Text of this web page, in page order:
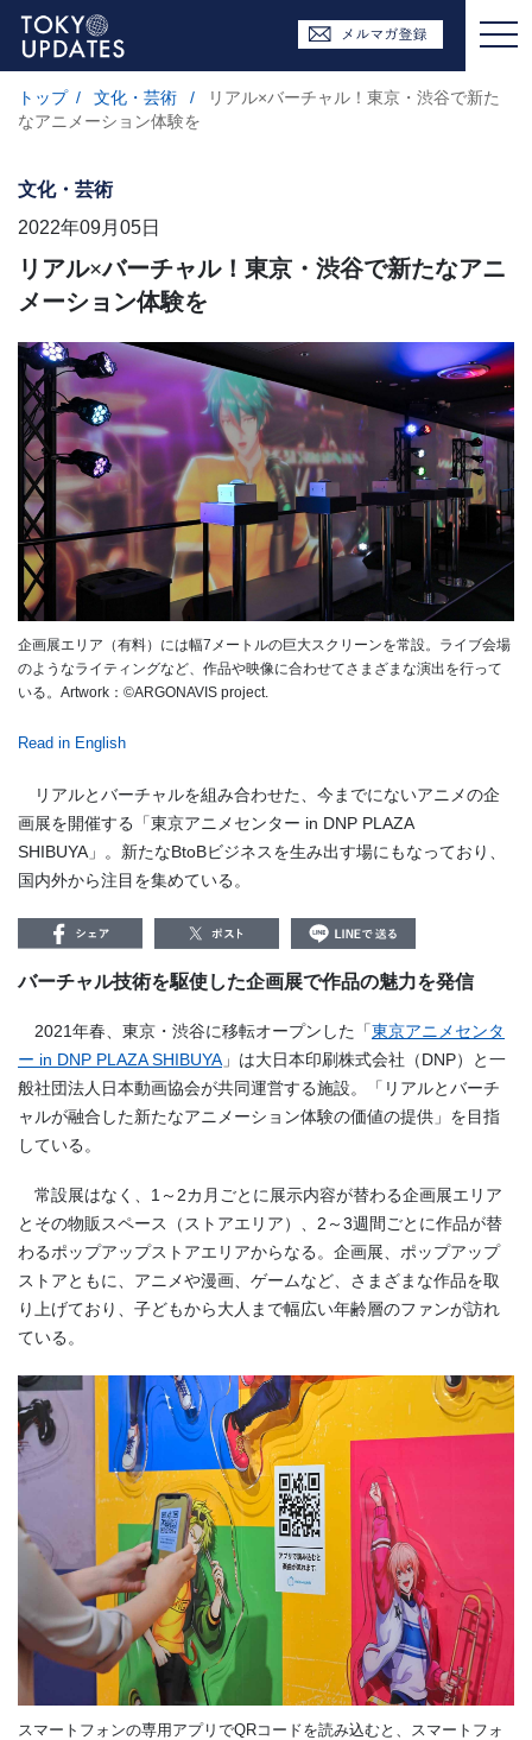
トップ / 文化・芸術 /
リアル×バーチャル！東京・渋谷で新た
なアニメーション体験を
文化・芸術
2022年09月05日
リアル×バーチャル！東京・渋谷で新たなアニ
メーション体験を
企画展エリア（有料）には幅7メートルの巨大スクリーンを常設。ライブ会場
のようなライティングなど、作品や映像に合わせてさまざまな演出を行って
いる。Artwork：©ARGONAVIS project.
Read in English
リアルとバーチャルを組み合わせた、今までにないアニメの企
画展を開催する「東京アニメセンター in DNP PLAZA
SHIBUYA」。新たなBtoBビジネスを生み出す場にもなっており、
国内外から注目を集めている。
バーチャル技術を駆使した企画展で作品の魅力を発信
2021年春、東京・渋谷に移転オープンした「東京アニメセンタ
ー in DNP PLAZA SHIBUYA 」は大日本印刷株式会社（DNP）と一
般社団法人日本動画協会が共同運営する施設。「リアルとバーチ
ャルが融合した新たなアニメーション体験の価値の提供」を目指
している。
常設展はなく、 1 ～ 2カ月ごとに展示内容が替わる企画展エリア
とその物販スペース（ストアエリア）、 2 ～3週間ごとに作品が替
わるポップアップストアエリアからなる。企画展、ポップアップ
ストアともに、アニメや漫画、ゲームなど、さまざまな作品を取
り上げており、子どもから大人まで幅広い年齢層のファンが訪れ
ている。
スマートフォンの専用アプリでQRコードを読み込むと、スマートフォ